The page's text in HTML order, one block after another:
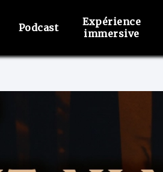
Podcast
Expérience
immersive